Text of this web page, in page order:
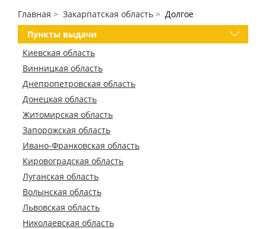
Главная Закарпатская область
Долгое
Пункты выдачи
Киевская область
Винницкая область
Днепропетровская область
Донецкая область
Житомирская область
Запорожская область
Ивано-Франковская область
Кировоградская область
Луганская область
Волынская область
Львовская область
Николаевская область